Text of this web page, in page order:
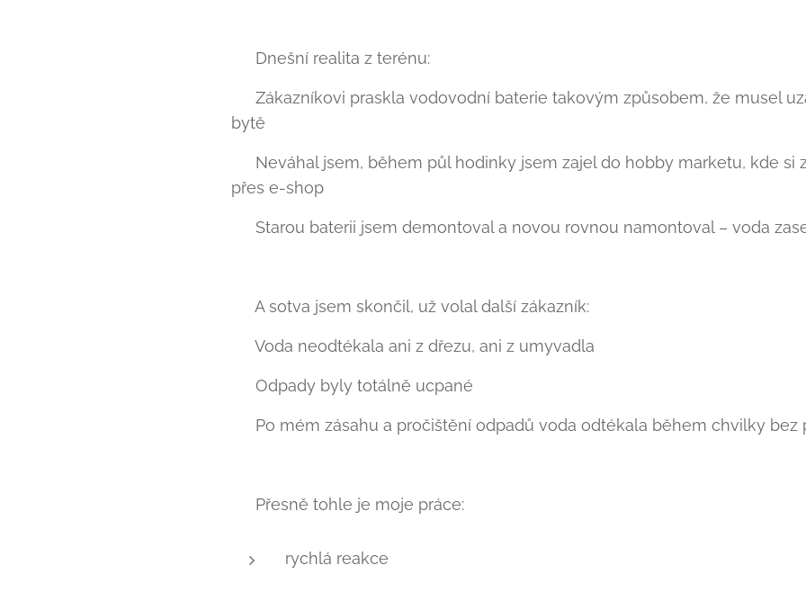
🛠 Dnešní realita z terénu:
➡️ Zákazníkovi praskla vodovodní baterie takovým způsobem, že musel
bytě 🚿❌
➡️ Neváhal jsem, během půl hodinky jsem zajel do hobby marketu, kde si
přes e-shop
➡️ Starou baterii jsem demontoval a novou rovnou namontoval – voda
📞 A sotva jsem skončil, už volal další zákazník:
➡️ Voda neodtékala ani z dřezu, ani z umyvadla
➡️ Odpady byly totálně ucpané 😬
➡️ Po mém zásahu a pročištění odpadů voda odtékala během chvilky bez
👉 Přesně tohle je moje práce:
rychlá reakce